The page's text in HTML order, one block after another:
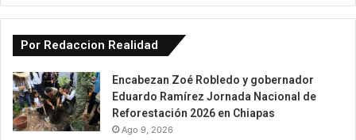
Por Redaccion Realidad
Encabezan Zoé Robledo y gobernador
Eduardo Ramírez Jornada Nacional de
Reforestación 2026 en Chiapas
Ago 9, 2026